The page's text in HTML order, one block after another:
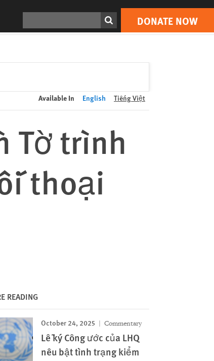
DONATE NOW
Print DONATE NOW
Available In English Tiếng Việt
Tờ trình
thoại
READING
October 24, 2025 Commentary
Lễ ký Công ước của LHQ
nêu bật tình trạng kiểm